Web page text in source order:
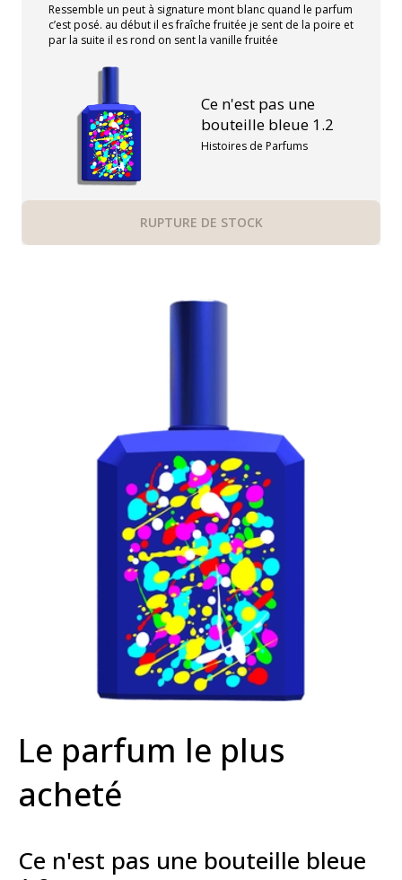
Ressemble un peut à signature mont blanc quand le parfum
c’est posé. au début il es fraîche fruitée je sent de la poire et
par la suite il es rond on sent la vanille fruitée
Ce n'est pas une
bouteille bleue 1.2
Histoires de Parfums
RUPTURE DE STOCK
Le parfum le plus
acheté
Ce n'est pas une bouteille bleue